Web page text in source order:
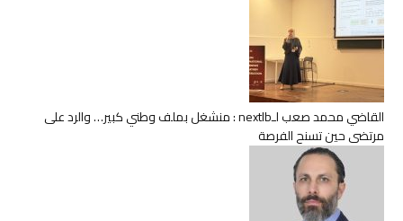
القاضي محمد صعب لـnextlb : منشغل بملف وطني كبير… والرد على
مرتضى حين تسنح الفرصة